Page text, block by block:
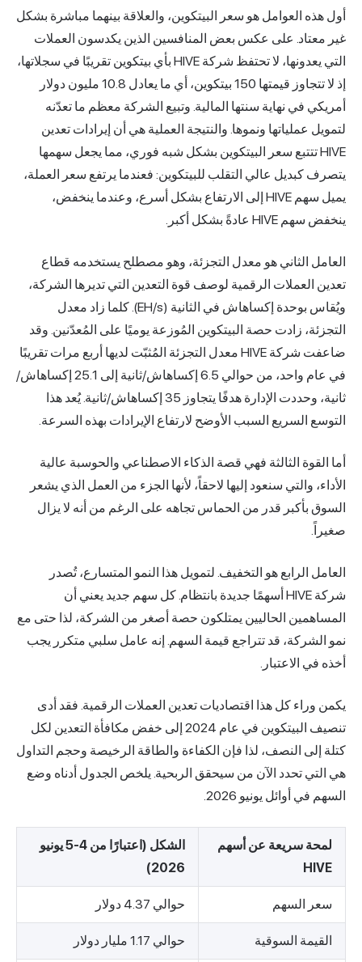
أول هذه العوامل هو سعر البيتكوين، والعلاقة بينهما مباشرة بشكل
غير معتاد. على عكس بعض المنافسين الذين يكدسون العملات
التي يعدونها، لا تحتفظ شركة HIVE بأي بيتكوين تقريبًا في سجلاتها،
إذ لا تتجاوز قيمتها 150 بيتكوين، أي ما يعادل 10.8 مليون دولار
أمريكي في نهاية سنتها المالية. وتبيع الشركة معظم ما تعدّنه
لتمويل عملياتها ونموها. والنتيجة العملية هي أن إيرادات تعدين
HIVE تتتبع سعر البيتكوين بشكل شبه فوري، مما يجعل سهمها
يتصرف كبديل عالي التقلب للبيتكوين: فعندما يرتفع سعر العملة،
يميل سهم HIVE إلى الارتفاع بشكل أسرع، وعندما ينخفض،
ينخفض سهم HIVE عادةً بشكل أكبر.
العامل الثاني هو معدل التجزئة، وهو مصطلح يستخدمه قطاع
تعدين العملات الرقمية لوصف قوة التعدين التي تديرها الشركة،
ويُقاس بوحدة إكساهاش في الثانية (EH/s). كلما زاد معدل
التجزئة، زادت حصة البيتكوين المُوزعة يوميًا على المُعدّنين. وقد
ضاعفت شركة HIVE معدل التجزئة المُثبّت لديها أربع مرات تقريبًا
في عام واحد، من حوالي 6.5 إكساهاش/ثانية إلى 25.1 إكساهاش/
ثانية، وحددت الإدارة هدفًا يتجاوز 35 إكساهاش/ثانية. يُعد هذا
التوسع السريع السبب الأوضح لارتفاع الإيرادات بهذه السرعة.
أما القوة الثالثة فهي قصة الذكاء الاصطناعي والحوسبة عالية
الأداء، والتي سنعود إليها لاحقاً، لأنها الجزء من العمل الذي يشعر
السوق بأكبر قدر من الحماس تجاهه على الرغم من أنه لا يزال
صغيراً.
العامل الرابع هو التخفيف. لتمويل هذا النمو المتسارع، تُصدر
شركة HIVE أسهمًا جديدة بانتظام. كل سهم جديد يعني أن
المساهمين الحاليين يمتلكون حصة أصغر من الشركة، لذا حتى مع
نمو الشركة، قد تتراجع قيمة السهم. إنه عامل سلبي متكرر يجب
أخذه في الاعتبار.
يكمن وراء كل هذا اقتصاديات تعدين العملات الرقمية. فقد أدى
تنصيف البيتكوين
في عام 2024 إلى خفض مكافأة التعدين لكل
كتلة إلى النصف، لذا فإن الكفاءة والطاقة الرخيصة وحجم التداول
هي التي تحدد الآن من سيحقق الربحية. يلخص الجدول أدناه وضع
السهم في أوائل يونيو 2026.
لمحة سريعة عن أسهم
HIVE
الشكل (اعتبارًا من 4-5 يونيو
2026)
سعر السهم حوالي 4.37 دولار
القيمة السوقية حوالي 1.17 مليار دولار